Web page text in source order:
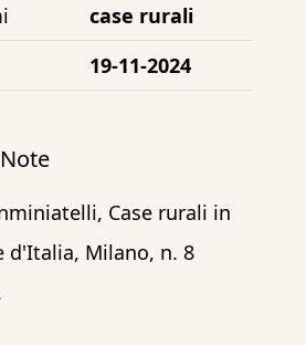
case rurali
19-11-2024
Case rurali in
d'Italia, Milano, n. 8